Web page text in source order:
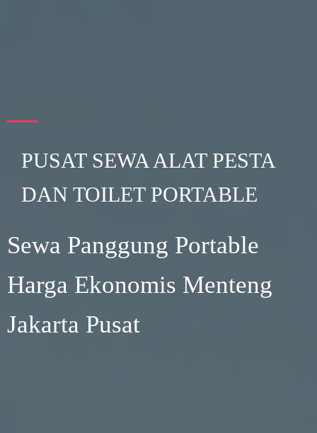
PUSAT SEWA ALAT PESTA
DAN TOILET PORTABLE
Sewa Panggung Portable
Harga Ekonomis Menteng
Jakarta Pusat